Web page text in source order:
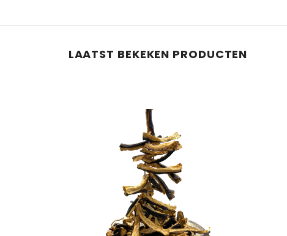
LAATST BEKEKEN PRODUCTEN